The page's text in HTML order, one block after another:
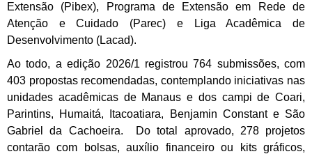
Extensão (Pibex), Programa de Extensão em Rede de
Atenção e Cuidado (Parec) e Liga Acadêmica de
Desenvolvimento (Lacad).
Ao todo, a edição 2026/1 registrou 764 submissões, com
403 propostas recomendadas, contemplando iniciativas nas
unidades acadêmicas de Manaus e dos campi de Coari,
Parintins, Humaitá, Itacoatiara, Benjamin Constant e São
Gabriel da Cachoeira. Do total aprovado, 278 projetos
contarão com bolsas, auxílio financeiro ou kits gráficos,